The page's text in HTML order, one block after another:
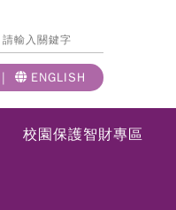
ENGLISH
校園保護智財專區